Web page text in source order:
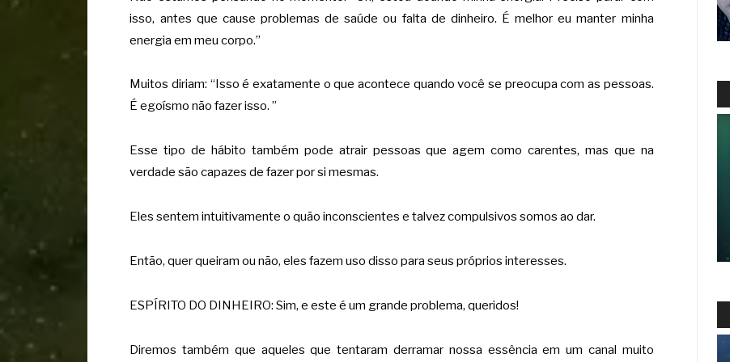
isso, antes que cause problemas de saúde ou falta de dinheiro. É melhor eu manter minha
energia em meu corpo.”
Muitos diriam: “Isso é exatamente o que acontece quando você se preocupa com as pessoas.
É egoísmo não fazer isso. ”
Esse tipo de hábito também pode atrair pessoas que agem como carentes, mas que na
verdade são capazes de fazer por si mesmas.
Eles sentem intuitivamente o quão inconscientes e talvez compulsivos somos ao dar.
Então, quer queiram ou não, eles fazem uso disso para seus próprios interesses.
ESPÍRITO DO DINHEIRO: Sim, e este é um grande problema, queridos!
Diremos também que aqueles que tentaram derramar nossa essência em um canal muito